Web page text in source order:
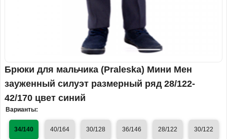
Брюки для мальчика (Praleska) Мини Мен
зауженный силуэт размерный ряд 28/122-
42/170 цвет синий
Варианты:
34/140 40/164 30/128 36/146 28/122 30/122